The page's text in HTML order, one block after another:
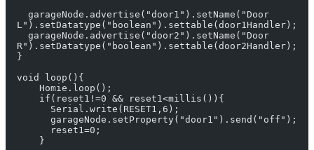
L").setDatatype("boolean").settable(door1Handler);
R").setDatatype("boolean").settable(door2Handler);
}
void loop(){
    Homie.loop();
    if(reset1!=0 && reset1<millis()){
      Serial.write(RESET1,6);
      garageNode.setProperty("door1").send("off");
      reset1=0;
    }